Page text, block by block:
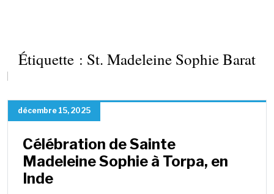
Étiquette : St. Madeleine Sophie Barat
décembre 15, 2025
Célébration de Sainte
Madeleine Sophie à Torpa, en
Inde